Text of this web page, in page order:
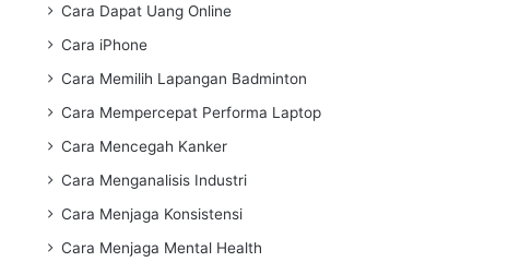
Cara Dapat Uang Online
Cara iPhone
Cara Memilih Lapangan Badminton
Cara Mempercepat Performa Laptop
Cara Mencegah Kanker
Cara Menganalisis Industri
Cara Menjaga Konsistensi
Cara Menjaga Mental Health